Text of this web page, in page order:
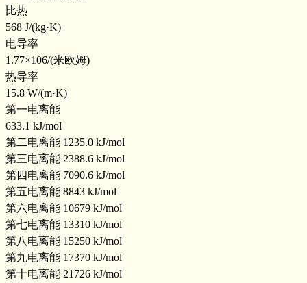
比热
568 J/(kg·K)
电导率
1.77×106/(米欧姆)
热导率
15.8 W/(m·K)
第一电离能
633.1 kJ/mol
第二电离能 1235.0 kJ/mol
第三电离能 2388.6 kJ/mol
第四电离能 7090.6 kJ/mol
第五电离能 8843 kJ/mol
第六电离能 10679 kJ/mol
第七电离能 13310 kJ/mol
第八电离能 15250 kJ/mol
第九电离能 17370 kJ/mol
第十电离能 21726 kJ/mol